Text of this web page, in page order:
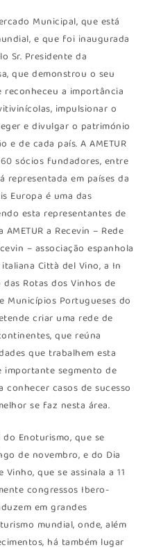
Municipal, que está
e que foi inaugurada
Sr. Presidente da
que demonstrou o seu
a importância
impulsionar o
e divulgar o património
de cada país. A AMETUR
sócios fundadores, entre
representada em países da
Europa é uma das
esta representantes de
a Recevin – Rede
– associação espanhola
Città del Vino, a In
das Rotas dos Vinhos de
Municípios Portugueses do
criar uma rede de
que reúna
que trabalhem esta
importante segmento de
conhecer casos de sucesso
se faz nesta área.
Enoturismo, que se
de novembro, e do Dia
que se assinala a 11
congressos Ibero-
em grandes
mundial, onde, além
há também lugar